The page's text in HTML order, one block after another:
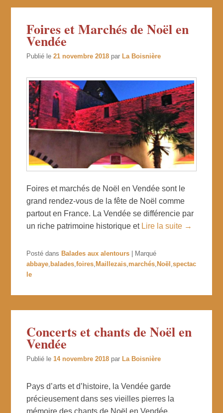
Foires et Marchés de Noël en
Vendée
Publié le21 novembre 2018 par La Boisnière
Foires et marchés de Noël en Vendée sont le
grand rendez-vous de la fête de Noël comme
partout en France. La Vendée se différencie par
un riche patrimoine historique et Lire la suite →
Posté dans Balades aux alentours
Marqué
abbaye, balades,foires, Maillezais,marchés, Noël ,spectac
le
Concerts et chants de Noël en
Vendée
Publié le 14 novembre 2018 par La Boisnière
Pays d’arts et d’histoire, la Vendée garde
précieusement dans ses vieilles pierres la
mémoire des chants de Noël en Vendée.